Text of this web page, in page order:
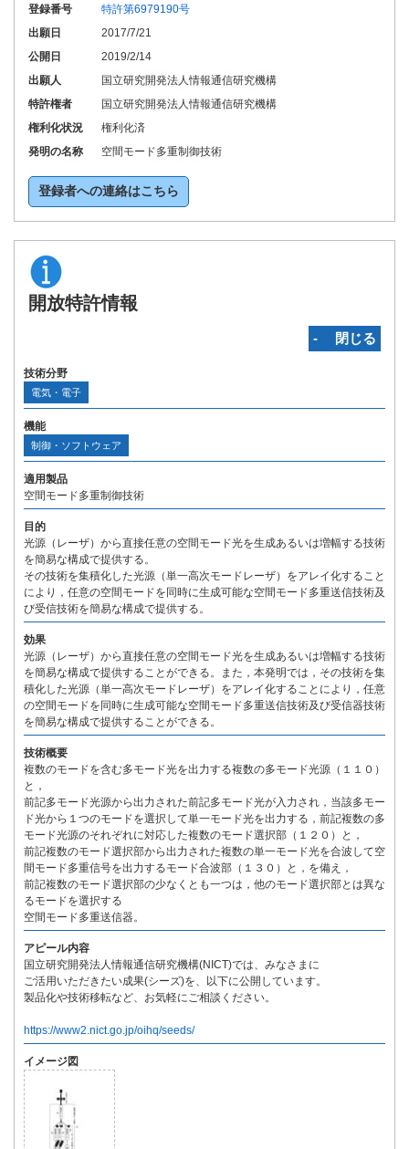
登録番号
特許第6979190号
出願日
2017/7/21
公開日
2019/2/14
出願人
国立研究開発法人情報通信研究機構
特許権者
国立研究開発法人情報通信研究機構
権利化状況
権利化済
発明の名称
空間モード多重制御技術
登録者への連絡はこちら
開放特許情報
‐ 閉じる
技術分野
電気・電子
機能
制御・ソフトウェア
適用製品
空間モード多重制御技術
目的
光源（レーザ）から直接任意の空間モード光を生成あるいは増幅する技術
を簡易な構成で提供する。
その技術を集積化した光源（単一高次モードレーザ）をアレイ化すること
により，任意の空間モードを同時に生成可能な空間モード多重送信技術及
び受信技術を簡易な構成で提供する。
効果
光源（レーザ）から直接任意の空間モード光を生成あるいは増幅する技術
を簡易な構成で提供することができる。また，本発明では，その技術を集
積化した光源（単一高次モードレーザ）をアレイ化することにより，任意
の空間モードを同時に生成可能な空間モード多重送信技術及び受信器技術
を簡易な構成で提供することができる。
技術概要
複数のモードを含む多モード光を出力する複数の多モード光源（１１０）
と，
前記多モード光源から出力された前記多モード光が入力され，当該多モー
ド光から１つのモードを選択して単一モード光を出力する，前記複数の多
モード光源のそれぞれに対応した複数のモード選択部（１２０）と，
前記複数のモード選択部から出力された複数の単一モード光を合波して空
間モード多重信号を出力するモード合波部（１３０）と，を備え，
前記複数のモード選択部の少なくとも一つは，他のモード選択部とは異な
るモードを選択する
空間モード多重送信器。
アピール内容
国立研究開発法人情報通信研究機構(NICT)では、みなさまに
ご活用いただきたい成果(シーズ)を、以下に公開しています。
製品化や技術移転など、お気軽にご相談ください。
https://www2.nict.go.jp/oihq/seeds/
イメージ図